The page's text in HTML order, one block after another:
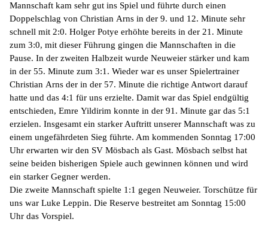
Mannschaft kam sehr gut ins Spiel und führte durch einen
Doppelschlag von Christian Arns in der 9. und 12. Minute sehr
schnell mit 2:0. Holger Potye erhöhte bereits in der 21. Minute
zum 3:0, mit dieser Führung gingen die Mannschaften in die
Pause. In der zweiten Halbzeit wurde Neuweier stärker und kam
in der 55. Minute zum 3:1. Wieder war es unser Spielertrainer
Christian Arns der in der 57. Minute die richtige Antwort darauf
hatte und das 4:1 für uns erzielte. Damit war das Spiel endgültig
entschieden, Emre Yildirim konnte in der 91. Minute gar das 5:1
erzielen. Insgesamt ein starker Auftritt unserer Mannschaft was zu
einem ungefährdeten Sieg führte. Am kommenden Sonntag 17:00
Uhr erwarten wir den SV Mösbach als Gast. Mösbach selbst hat
seine beiden bisherigen Spiele auch gewinnen können und wird
ein starker Gegner werden.
Die zweite Mannschaft spielte 1:1 gegen Neuweier. Torschütze für
uns war Luke Leppin. Die Reserve bestreitet am Sonntag 15:00
Uhr das Vorspiel.